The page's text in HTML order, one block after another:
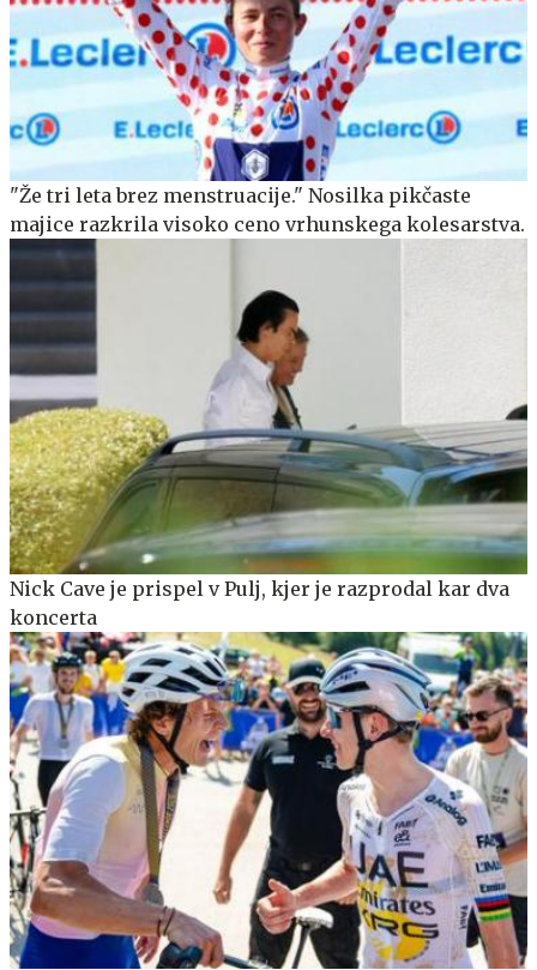
"Že tri leta brez menstruacije." Nosilka pikčaste
majice razkrila visoko ceno vrhunskega kolesarstva.
Nick Cave je prispel v Pulj, kjer je razprodal kar dva
koncerta